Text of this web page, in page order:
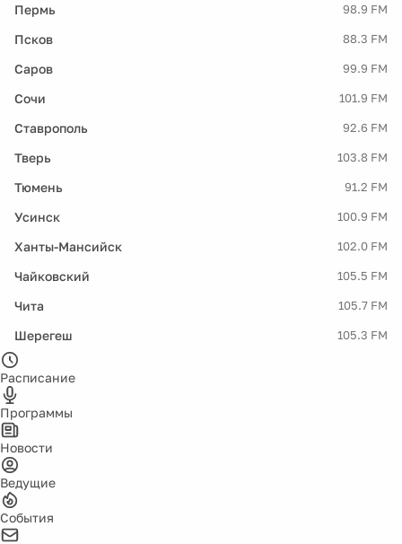
Пермь 98.9 FM
Псков 88.3 FM
Саров 99.9 FM
Сочи 101.9 FM
Ставрополь 92.6 FM
Тверь 103.8 FM
Тюмень 91.2 FM
Усинск 100.9 FM
Ханты-Мансийск 102.0 FM
Чайковский 105.5 FM
Чита 105.7 FM
Шерегеш 105.3 FM
Расписание
Программы
Новости
Ведущие
События